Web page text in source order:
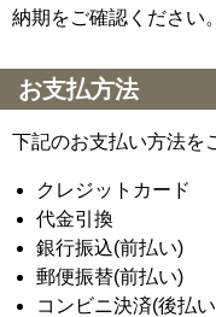
納期をご確認ください。
お支払方法
下記のお支払い方法を
クレジットカード
代金引換
銀行振込(前払い)
郵便振替(前払い)
コンビニ決済(後払